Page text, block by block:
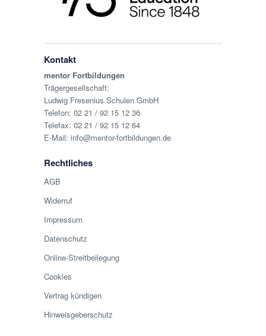
Kontakt
mentor Fortbildungen
Trägergesellschaft:
Ludwig Fresenius Schulen GmbH
Telefon: 02 21 / 92 15 12 36
Telefax: 02 21 / 92 15 12 64
E-Mail: info@mentor-fortbildungen.de
Rechtliches
AGB
Widerruf
Impressum
Datenschutz
Online-Streitbeilegung
Cookies
Vertrag kündigen
Hinweisgeberschutz